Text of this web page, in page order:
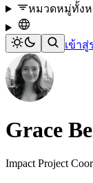
หมวดหมู่ทั้ง
เข้าสู่
Grace
Impact Project